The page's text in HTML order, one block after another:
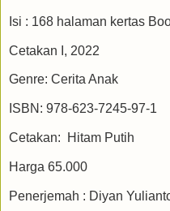
Isi : 168 halaman kertas
Cetakan I, 2022
Genre: Cerita Anak
ISBN: 978-623-7245-97-1
Cetakan: Hitam Putih
Harga 65.000
Penerjemah : Diyan